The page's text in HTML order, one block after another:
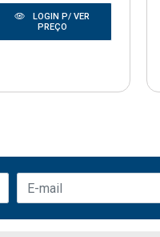
LOGIN P/ VER
PREÇO